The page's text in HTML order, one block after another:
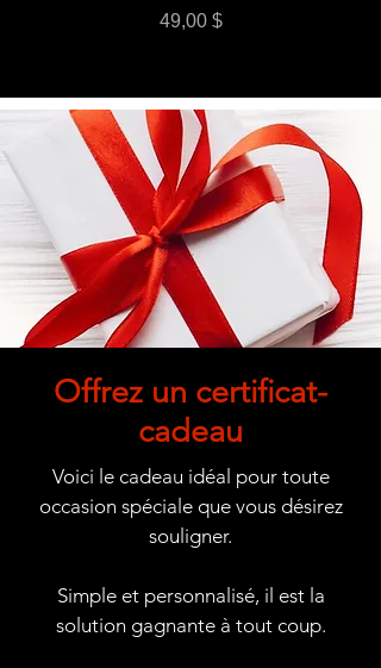
Prix
49,00 $
Offrez un certificat-
cadeau
Voici le cadeau idéal pour toute
occasion spéciale que vous désirez
souligner.
Simple et personnalisé, il est la
solution gagnante à tout coup.